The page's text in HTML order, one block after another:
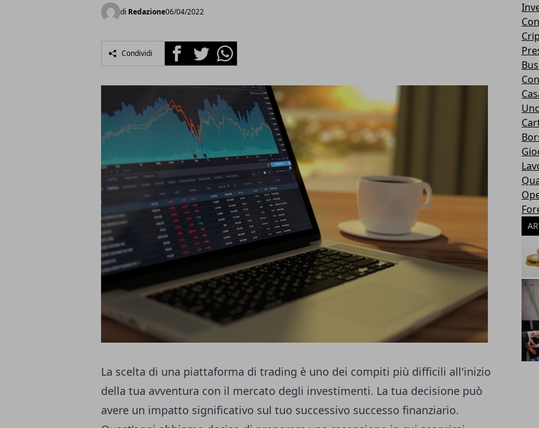
di Redazione06/04/2022
Condividi FacebookTwitterWhatsapp
La scelta di una piattaforma di trading è uno dei compiti più difficili all'inizio
della tua avventura con il mercato degli investimenti. La tua decisione può
avere un impatto significativo sul tuo successivo successo finanziario.